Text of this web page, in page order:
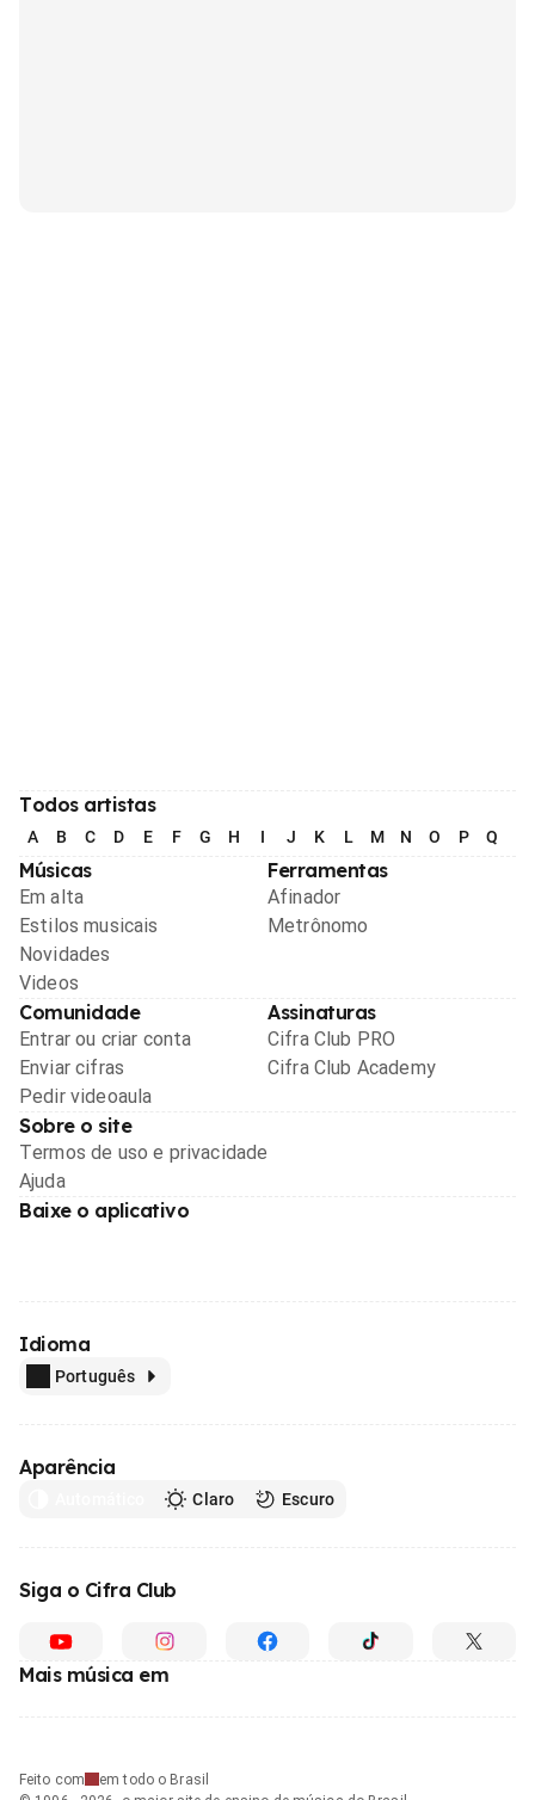
Todos artistas
A B C D E F G H I J K L M N O P Q
Músicas
Em alta
Estilos musicais
Novidades
Videos
Ferramentas
Afinador
Metrônomo
Comunidade
Entrar ou criar conta
Enviar cifras
Pedir videoaula
Assinaturas
Cifra Club PRO
Cifra Club Academy
Sobre o site
Termos de uso e privacidade
Ajuda
Baixe o aplicativo
Idioma
Português
Aparência
Claro Escuro
Siga o Cifra Club
Mais música em
Feito com
em todo o Brasil